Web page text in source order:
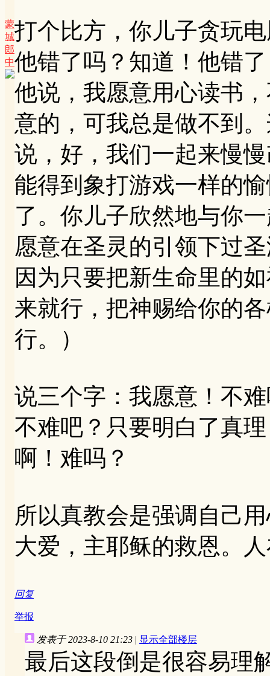
蒙
城
郎
中
打个比方，你儿子贪玩
他错了吗？知道！他错
他说，我愿意用心读书
意的，可我总是做不到
说，好，我们一起来慢
能得到象打游戏一样的
了。你儿子欣然地与你
愿意在圣灵的引领下过
因为只要把新生命里的
来就行，把神赐给你的
行。）
说三个字：我愿意！不
不难吧？只要明白了真
啊！难吗？
所以真教会是强调自己
大爱，主耶稣的救恩。
回复
举报
发表于 2023-8-10 21:23 | 显示全部楼层
最后这段倒是很容易理